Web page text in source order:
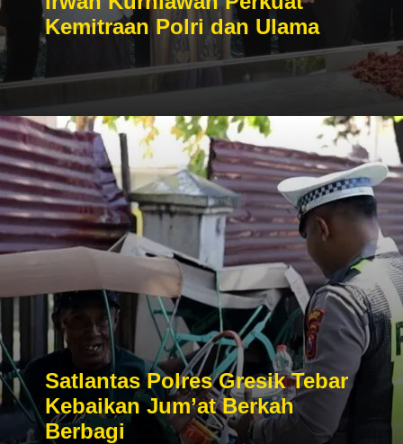
Kemitraan Polri dan Ulama
Satlantas Polres Gresik Tebar
Kebaikan Jum’at Berkah
Berbagi